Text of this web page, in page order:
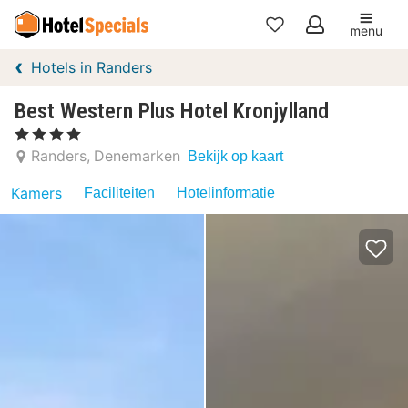
Mijn
menu
Hotels in Randers
Best Western Plus Hotel Kronjylland
, 4 Sterren
Randers Denemarken Bekijk op kaart
Kamers Faciliteiten Hotelinformatie